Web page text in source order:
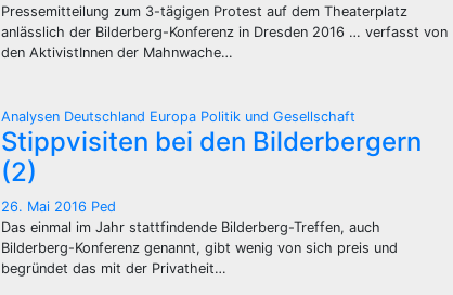
Pressemitteilung zum 3-tägigen Protest auf dem Theaterplatz
anlässlich der Bilderberg-Konferenz in Dresden 2016 … verfasst von
den AktivistInnen der Mahnwache…
Analysen Deutschland Europa Politik und Gesellschaft
Stippvisiten bei den Bilderbergern
(2)
26. Mai 2016 Ped
Das einmal im Jahr stattfindende Bilderberg-Treffen, auch
Bilderberg-Konferenz genannt, gibt wenig von sich preis und
begründet das mit der Privatheit…